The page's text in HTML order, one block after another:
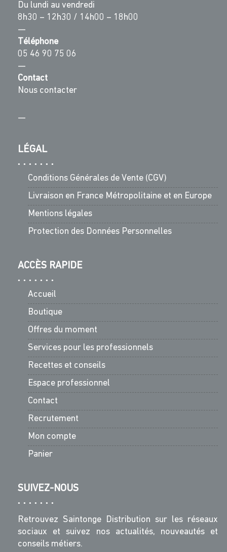
Du lundi au vendredi
8h30 – 12h30 / 14h00 – 18h00
—
Téléphone
05 46 90 75 06
—
Contact
Nous contacter
—
LÉGAL
Conditions Générales de Vente (CGV)
Livraison en France Métropolitaine et en Europe
Mentions légales
Protection des Données Personnelles
ACCÈS RAPIDE
Accueil
Boutique
Offres du moment
Services pour les professionnels
Recettes et conseils
Espace professionnel
Contact
Recrutement
Mon compte
Panier
SUIVEZ-NOUS
Retrouvez Saintonge Distribution sur les réseaux
sociaux et suivez nos actualités, nouveautés et
conseils métiers.